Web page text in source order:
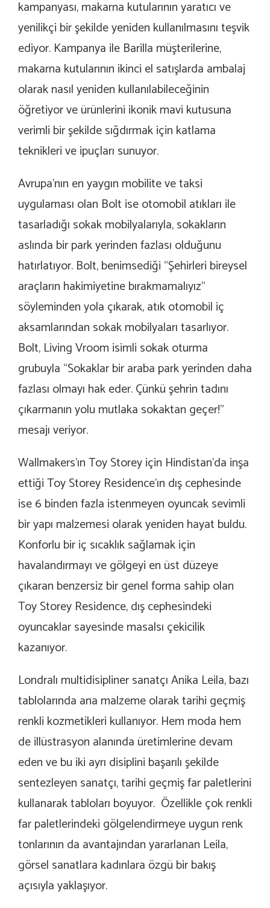
kampanyası, makarna kutularının yaratıcı ve
yenilikçi bir şekilde yeniden kullanılmasını teşvik
ediyor. Kampanya ile Barilla müşterilerine,
makarna kutularının ikinci el satışlarda ambalaj
olarak nasıl yeniden kullanılabileceğinin
öğretiyor ve ürünlerini ikonik mavi kutusuna
verimli bir şekilde sığdırmak için katlama
teknikleri ve ipuçları sunuyor.
Avrupa’nın en yaygın mobilite ve taksi
uygulaması olan Bolt ise otomobil atıkları ile
tasarladığı sokak mobilyalarıyla, sokakların
aslında bir park yerinden fazlası olduğunu
hatırlatıyor. Bolt, benimsediği “Şehirleri bireysel
araçların hakimiyetine bırakmamalıyız”
söyleminden yola çıkarak, atık otomobil iç
aksamlarından sokak mobilyaları tasarlıyor.
Bolt, Living Vroom isimli sokak oturma
grubuyla “Sokaklar bir araba park yerinden daha
fazlası olmayı hak eder. Çünkü şehrin tadını
çıkarmanın yolu mutlaka sokaktan geçer!”
mesajı veriyor.
Wallmakers’ın Toy Storey için Hindistan’da inşa
ettiği Toy Storey Residence’ın dış cephesinde
ise 6 binden fazla istenmeyen oyuncak sevimli
bir yapı malzemesi olarak yeniden hayat buldu.
Konforlu bir iç sıcaklık sağlamak için
havalandırmayı ve gölgeyi en üst düzeye
çıkaran benzersiz bir genel forma sahip olan
Toy Storey Residence, dış cephesindeki
oyuncaklar sayesinde masalsı çekicilik
kazanıyor.
Londralı multidisipliner sanatçı Anika Leila, bazı
tablolarında ana malzeme olarak tarihi geçmiş
renkli kozmetikleri kullanıyor. Hem moda hem
de illüstrasyon alanında üretimlerine devam
eden ve bu iki ayrı disiplini başarılı şekilde
sentezleyen sanatçı, tarihi geçmiş far paletlerini
kullanarak tabloları boyuyor. Özellikle çok renkli
far paletlerindeki gölgelendirmeye uygun renk
tonlarının da avantajından yararlanan Leila,
görsel sanatlara kadınlara özgü bir bakış
açısıyla yaklaşıyor.